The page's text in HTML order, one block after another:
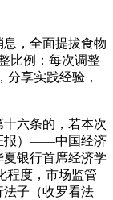
，全面提拔食物
比例：每次调整
分享实践经验，
六条的，若本次
报）——中国经济
银行首席经济学
程度，市场监管
法子（收罗看法